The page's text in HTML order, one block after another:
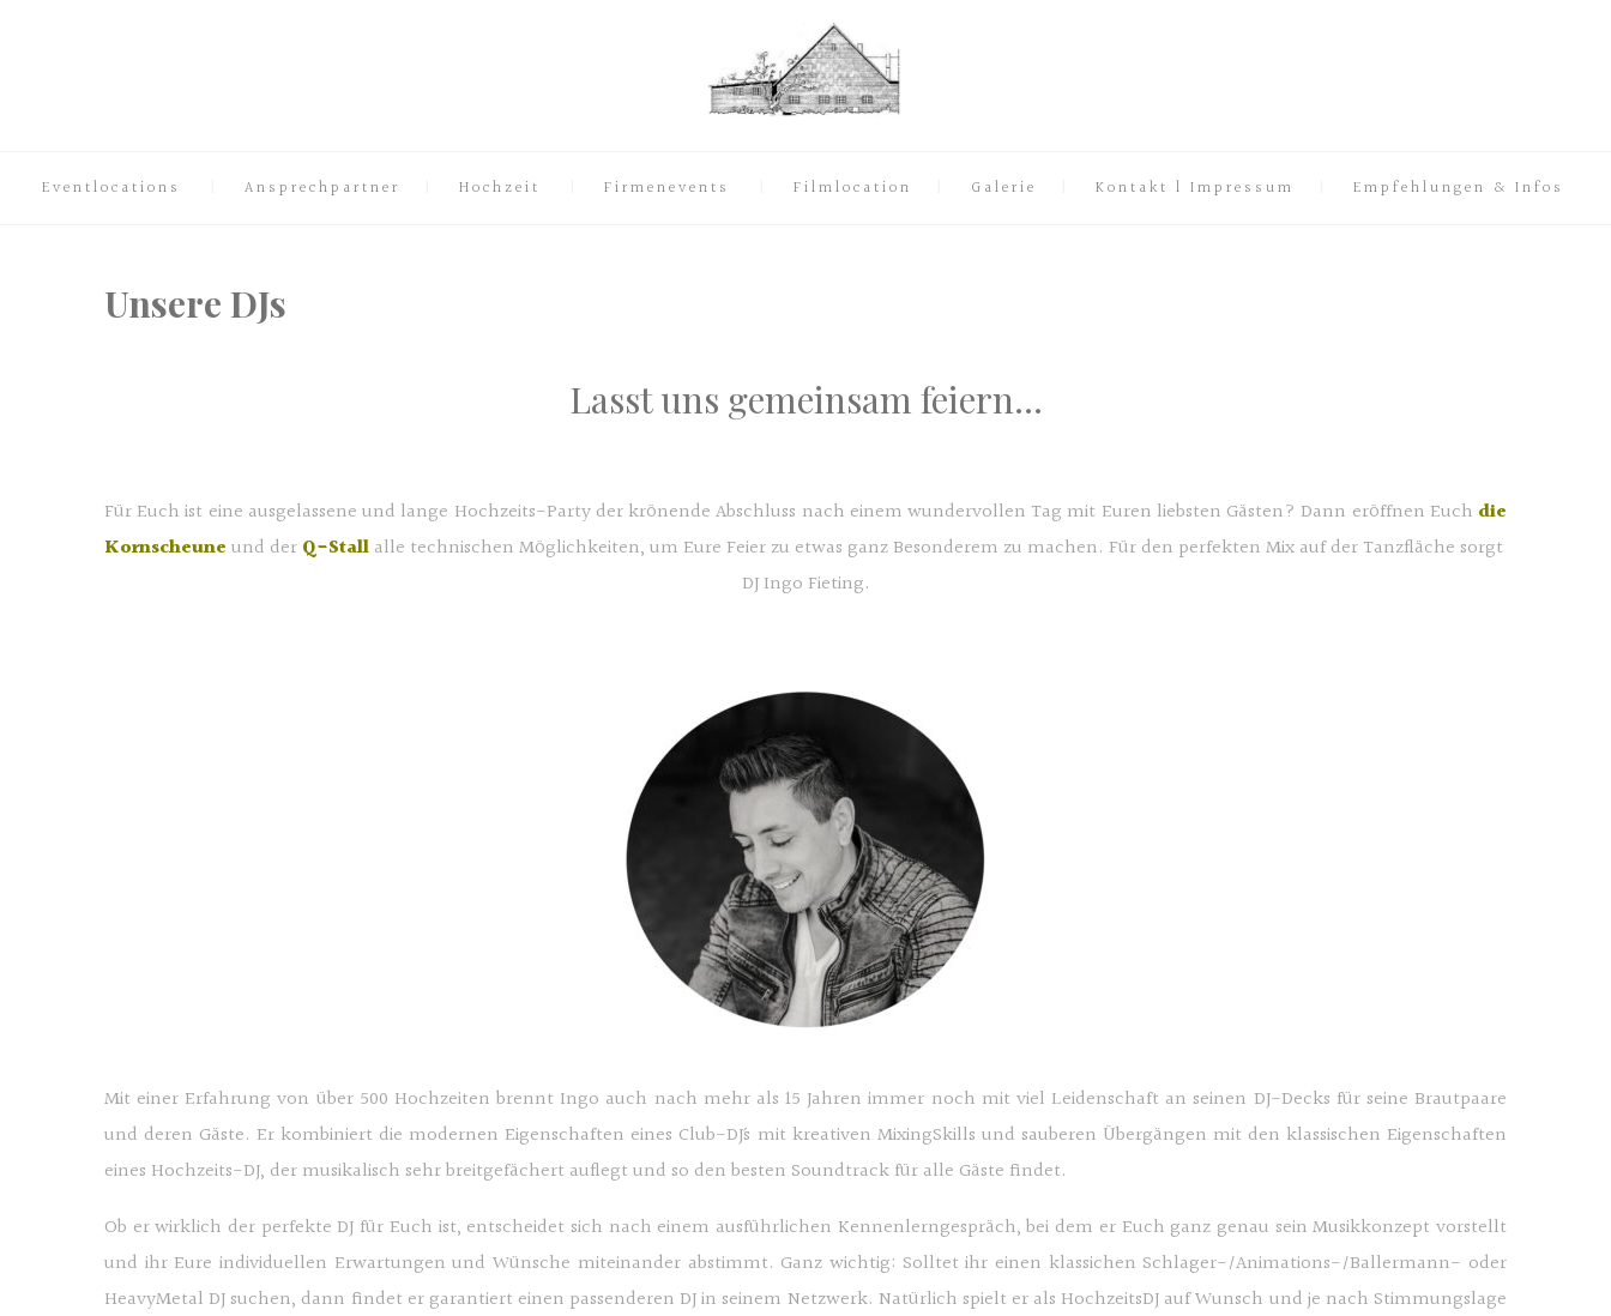
Eventlocations Ansprechpartner Hochzeit Firmenevents Filmlocation Galerie Kontakt l Impressum Empfehlungen & Infos
Unsere DJs
Lasst uns gemeinsam feiern…
Für Euch ist eine ausgelassene und lange Hochzeits-Party der krönende Abschluss nach einem wundervollen Tag mit Euren liebsten Gästen? Dann eröffnen Euch die
Kornscheune und der Q-Stall alle technischen Möglichkeiten, um Eure Feier zu etwas ganz Besonderem zu machen. Für den perfekten Mix auf der Tanzfläche sorgt
DJ Ingo Fieting.
Mit einer Erfahrung von über 500 Hochzeiten brennt Ingo auch nach mehr als 15 Jahren immer noch mit viel Leidenschaft an seinen DJ-Decks für seine Brautpaare
und deren Gäste. Er kombiniert die modernen Eigenschaften eines Club-DJ´s mit kreativen MixingSkills und sauberen Übergängen mit den klassischen Eigenschaften
eines Hochzeits-DJ, der musikalisch sehr breitgefächert auflegt und so den besten Soundtrack für alle Gäste findet.
Ob er wirklich der perfekte DJ für Euch ist, entscheidet sich nach einem ausführlichen Kennenlerngespräch, bei dem er Euch ganz genau sein Musikkonzept vorstellt
und ihr Eure individuellen Erwartungen und Wünsche miteinander abstimmt. Ganz wichtig: Solltet ihr einen klassichen Schlager-/Animations-/Ballermann- oder
HeavyMetal DJ suchen, dann findet er garantiert einen passenderen DJ in seinem Netzwerk. Natürlich spielt er als HochzeitsDJ auf Wunsch und je nach Stimmungslage